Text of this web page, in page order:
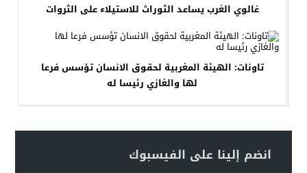
غالوي الغرب يساعد الثوراث للاستيلاء على الثروات
تاونات: الهيئة المغربية لحقوق الانسان تؤسس فرعا
لها والغازي رئيسا له
انضم إلينا على الفيسبوك